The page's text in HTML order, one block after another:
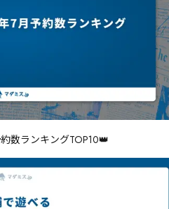
数ランキングTOP10👑